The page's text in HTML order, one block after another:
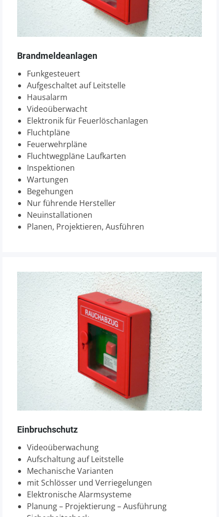
Brandmeldeanlagen
Funkgesteuert
Aufgeschaltet auf Leitstelle
Hausalarm
Videoüberwacht
Elektronik für Feuerlöschanlagen
Fluchtpläne
Feuerwehrpläne
Fluchtwegpläne Laufkarten
Inspektionen
Wartungen
Begehungen
Nur führende Hersteller
Neuinstallationen
Planen, Projektieren, Ausführen
Einbruchschutz
Videoüberwachung
Aufschaltung auf Leitstelle
Mechanische Varianten
mit Schlösser und Verriegelungen
Elektronische Alarmsysteme
Planung – Projektierung – Ausführung